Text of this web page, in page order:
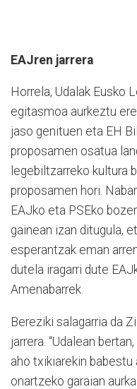
EAJren jarrera
Horrela, Udalak Eusko
egitasmoa aurkeztu
jaso genituen eta EH
proposamen osatua
legebiltzarreko kultura
proposamen hori.
EAJko eta PSEko
gainean izan ditugula,
esperantzak eman
dutela iragarri dute
Amenabarrek.
Bereziki salagarria da
jarrera. “Udalean
aho txikiarekin
onartzeko garaian